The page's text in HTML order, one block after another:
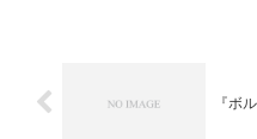
『ボ